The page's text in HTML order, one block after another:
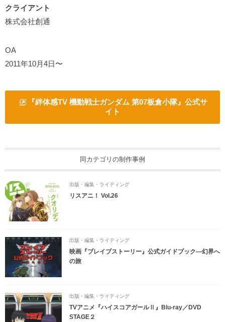
クライアント
株式会社創通
OA
2011年10月4日〜
『絆体感TV 機動戦士ガンダム 第07板倉小隊』公式サ
イト
同カテゴリの制作事例
出版・編集・ライティング
リスアニ！ Vol.26
出版・編集・ライティング
映画『ブレイブストーリー』公式ガイドブック―幻界へ
の旅
出版・編集・ライティング
TVアニメ『ハイスコアガールⅡ』Blu-ray／DVD
STAGE２